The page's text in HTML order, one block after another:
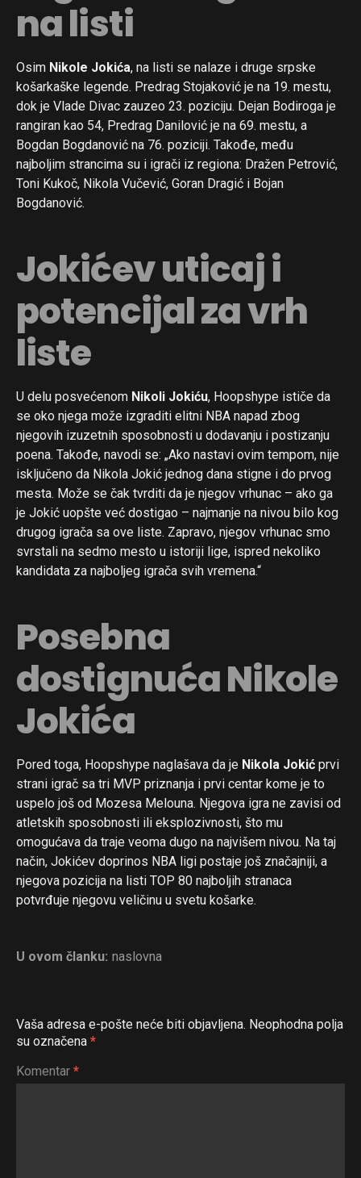
na listi
Osim Nikole Jokića, na listi se nalaze i druge srpske
košarkaške legende. Predrag Stojaković je na 19. mestu,
dok je Vlade Divac zauzeo 23. poziciju. Dejan Bodiroga je
rangiran kao 54, Predrag Danilović je na 69. mestu, a
Bogdan Bogdanović na 76. poziciji. Takođe, među
najboljim strancima su i igrači iz regiona: Dražen Petrović,
Toni Kukoč, Nikola Vučević, Goran Dragić i Bojan
Bogdanović.
Jokićev uticaj i
potencijal za vrh
liste
U delu posvećenom Nikoli Jokiću, Hoopshype ističe da
se oko njega može izgraditi elitni NBA napad zbog
njegovih izuzetnih sposobnosti u dodavanju i postizanju
poena. Takođe, navodi se: „Ako nastavi ovim tempom, nije
isključeno da Nikola Jokić jednog dana stigne i do prvog
mesta. Može se čak tvrditi da je njegov vrhunac – ako ga
je Jokić uopšte već dostigao – najmanje na nivou bilo kog
drugog igrača sa ove liste. Zapravo, njegov vrhunac smo
svrstali na sedmo mesto u istoriji lige, ispred nekoliko
kandidata za najboljeg igrača svih vremena.“
Posebna
dostignuća Nikole
Jokića
Pored toga, Hoopshype naglašava da je Nikola Jokić prvi
strani igrač sa tri MVP priznanja i prvi centar kome je to
uspelo još od Mozesa Melouna. Njegova igra ne zavisi od
atletskih sposobnosti ili eksplozivnosti, što mu
omogućava da traje veoma dugo na najvišem nivou. Na taj
način, Jokićev doprinos NBA ligi postaje još značajniji, a
njegova pozicija na listi TOP 80 najboljih stranaca
potvrđuje njegovu veličinu u svetu košarke.
U ovom članku: naslovna
Vaša adresa e-pošte neće biti objavljena. Neophodna polja
su označena *
Komentar *